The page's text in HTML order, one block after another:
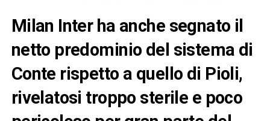
Milan Inter ha anche segnato il
netto predominio del sistema di
Conte rispetto a quello di Pioli,
rivelatosi troppo sterile e poco